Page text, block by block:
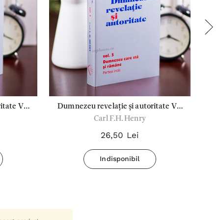
Vol
Dumnezeu revelație și autoritate Vol
5
Carl F.H. Henry
26,50 Lei
Indisponibil